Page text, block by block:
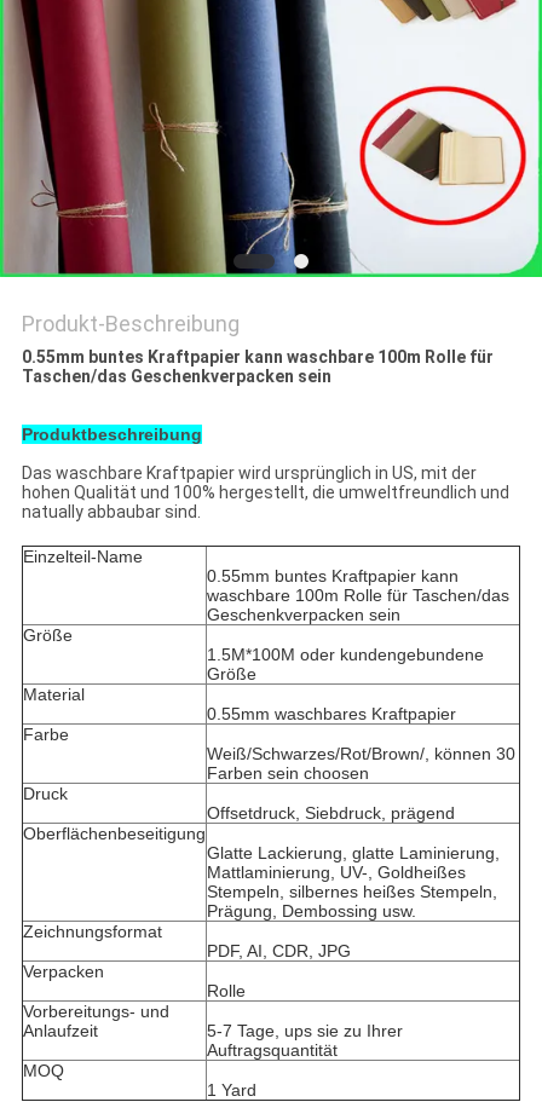
Produkt-Beschreibung
0.55mm buntes Kraftpapier kann waschbare 100m Rolle für
Taschen/das Geschenkverpacken sein
Produktbeschreibung
Das waschbare Kraftpapier wird ursprünglich in US, mit der
hohen Qualität und 100% hergestellt, die umweltfreundlich und
natually abbaubar sind.
Einzelteil-Name
0.55mm buntes Kraftpapier kann
waschbare 100m Rolle für Taschen/das
Geschenkverpacken sein
Größe
1.5M*100M oder kundengebundene
Größe
Material
0.55mm waschbares Kraftpapier
Farbe
Weiß/Schwarzes/Rot/Brown/, können 30
Farben sein choosen
Druck
Offsetdruck, Siebdruck, prägend
Oberflächenbeseitigung
Glatte Lackierung, glatte Laminierung,
Mattlaminierung, UV-, Goldheißes
Stempeln, silbernes heißes Stempeln,
Prägung, Dembossing usw.
Zeichnungsformat
PDF, AI, CDR, JPG
Verpacken
Rolle
Vorbereitungs- und
Anlaufzeit
5-7 Tage, ups sie zu Ihrer
Auftragsquantität
MOQ
1 Yard